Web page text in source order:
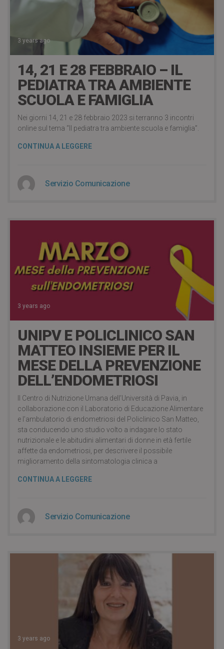
3 years ago
14, 21 E 28 FEBBRAIO – IL
PEDIATRA TRA AMBIENTE
SCUOLA E FAMIGLIA
Nei giorni 14, 21 e 28 febbraio 2023 si terranno 3 incontri
online sul tema “Il pediatra tra ambiente scuola e famiglia”.
CONTINUA A LEGGERE
Servizio Comunicazione
3 years ago
UNIPV E POLICLINICO SAN
MATTEO INSIEME PER IL
MESE DELLA PREVENZIONE
DELL’ENDOMETRIOSI
Il Centro di Nutrizione Umana dell’Università di Pavia, in
collaborazione con il Laboratorio di Educazione Alimentare
e l’ambulatorio di endometriosi del Policlinico San Matteo,
sta conducendo uno studio volto a indagare lo stato
nutrizionale e le abitudini alimentari di donne in età fertile
affette da endometriosi, per descrivere il possibile
miglioramento della sintomatologia clinica a
CONTINUA A LEGGERE
Servizio Comunicazione
3 years ago